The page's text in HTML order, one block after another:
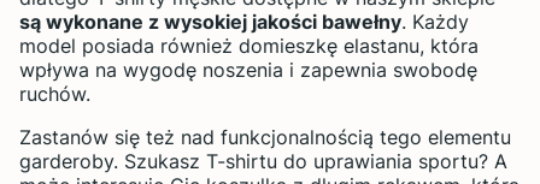
są wykonane z wysokiej jakości bawełny. Każdy
model posiada również domieszkę elastanu, która
wpływa na wygodę noszenia i zapewnia swobodę
ruchów.
Zastanów się też nad funkcjonalnością tego elementu
garderoby. Szukasz T-shirtu do uprawiania sportu? A